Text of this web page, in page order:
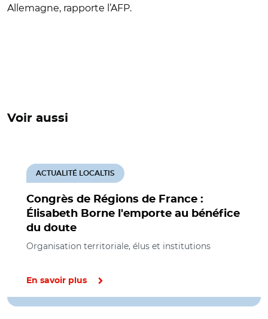
Allemagne, rapporte l’AFP.
Voir aussi
Congrès de Régions de France :
Élisabeth Borne l'emporte au bénéfice
du doute
ACTUALITÉ LOCALTIS
Organisation territoriale, élus et institutions
En savoir plus